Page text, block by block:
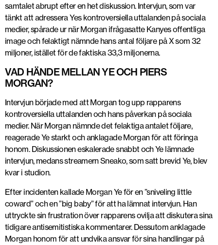
samtalet abrupt efter en het diskussion. Intervjun, som var
tänkt att adressera Yes kontroversiella uttalanden på sociala
medier, spårade ur när Morgan ifrågasatte Kanyes offentliga
image och felaktigt nämnde hans antal följare på X som 32
miljoner, istället för de faktiska 33,3 miljonerna.
VAD HÄNDE MELLAN YE OCH PIERS
MORGAN?
Intervjun började med att Morgan tog upp rapparens
kontroversiella uttalanden och hans påverkan på sociala
medier. När Morgan nämnde det felaktiga antalet följare,
reagerade Ye starkt och anklagade Morgan för att föringa
honom. Diskussionen eskalerade snabbt och Ye lämnade
intervjun, medans streamern Sneako, som satt brevid Ye, blev
kvar i studion.
Efter incidenten kallade Morgan Ye för en ”sniveling little
coward” och en ”big baby” för att ha lämnat intervjun. Han
uttryckte sin frustration över rapparens ovilja att diskutera sina
tidigare antisemitistiska kommentarer. Dessutom anklagade
Morgan honom för att undvika ansvar för sina handlingar på